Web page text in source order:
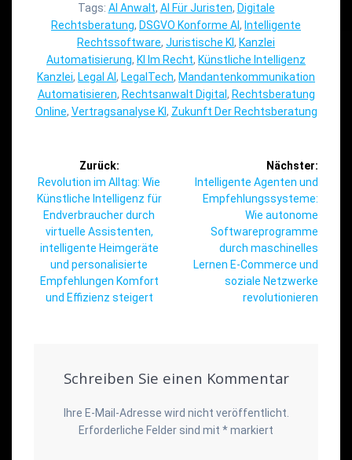
Tags: AI Anwalt, AI Für Juristen, Digitale
Rechtsberatung, DSGVO Konforme AI, Intelligente
Rechtssoftware, Juristische KI, Kanzlei
Automatisierung, KI Im Recht, Künstliche Intelligenz
Kanzlei, Legal AI, LegalTech, Mandantenkommunikation
Automatisieren, Rechtsanwalt Digital, Rechtsberatung
Online, Vertragsanalyse KI, Zukunft Der Rechtsberatung
Beitragsnavigation
Zurück:
Vorheriger
Beitrag:
Revolution im Alltag: Wie
Künstliche Intelligenz für
Endverbraucher durch
virtuelle Assistenten,
intelligente Heimgeräte
und personalisierte
Empfehlungen Komfort
und Effizienz steigert
Nächster:
Nächster
Beitrag:
Intelligente Agenten und
Empfehlungssysteme:
Wie autonome
Softwareprogramme
durch maschinelles
Lernen E-Commerce und
soziale Netzwerke
revolutionieren
Schreiben Sie einen Kommentar
Ihre E-Mail-Adresse wird nicht veröffentlicht.
Erforderliche Felder sind mit *markiert